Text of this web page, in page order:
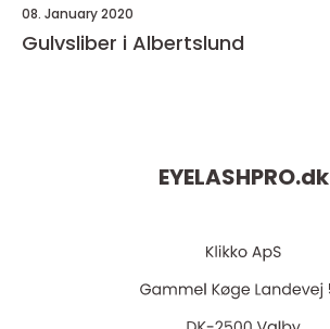
08. January 2020
Gulvsliber i Albertslund
EYELASHPRO.dk